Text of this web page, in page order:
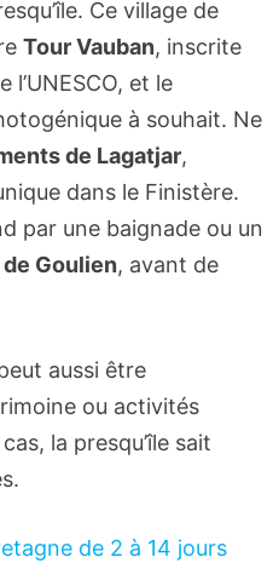
Ce village de
Tour Vauban, inscrite
et le
à souhait. Ne
de Lagatjar,
dans le Finistère.
par une baignade ou un
Goulien, avant de
aussi être
ou activités
la presqu’île sait
de 2 à 14 jours